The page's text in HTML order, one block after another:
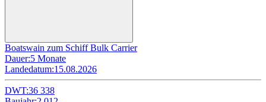
Boatswain zum Schiff Bulk Carrier
Dauer:5 Monate
Landedatum:15.08.2026
DWT:36 338